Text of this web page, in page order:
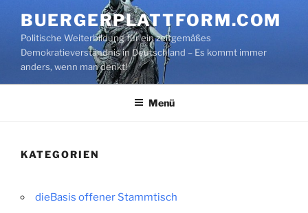
Inhalt
springen
BUERGERPLATTFORM.COM
Politische Weiterbildung für ein zeitgemäßes
Demokratieverständnis in Deutschland – Es kommt immer
anders, wenn man denkt!
Menü
KATEGORIEN
dieBasis offener Stammtisch